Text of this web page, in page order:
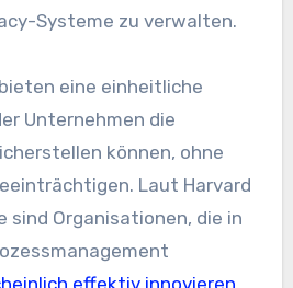
Systeme zu verwalten.
eine einheitliche
Unternehmen die
können, ohne
Laut Harvard
sind Organisationen, die in
effektiv innovieren